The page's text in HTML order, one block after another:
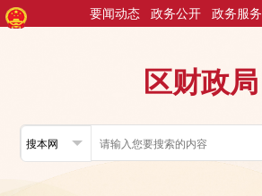
政务服务
政务公开
要闻动态
区财政局